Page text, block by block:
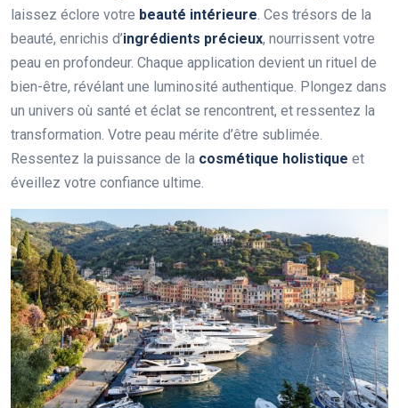
laissez éclore votre beauté intérieure. Ces trésors de la
beauté, enrichis d’ingrédients précieux, nourrissent votre
peau en profondeur. Chaque application devient un rituel de
bien-être, révélant une luminosité authentique. Plongez dans
un univers où santé et éclat se rencontrent, et ressentez la
transformation. Votre peau mérite d’être sublimée.
Ressentez la puissance de la cosmétique holistique et
éveillez votre confiance ultime.